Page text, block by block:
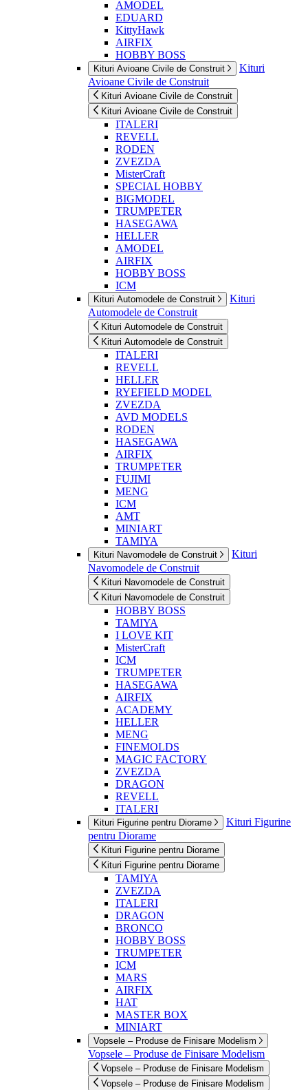
AMODEL
EDUARD
KittyHawk
AIRFIX
HOBBY BOSS
Kituri Avioane Civile de Construit
Kituri
Avioane Civile de Construit
Kituri Avioane Civile de Construit
Kituri Avioane Civile de Construit
ITALERI
REVELL
RODEN
ZVEZDA
MisterCraft
SPECIAL HOBBY
BIGMODEL
TRUMPETER
HASEGAWA
HELLER
AMODEL
AIRFIX
HOBBY BOSS
ICM
Kituri Automodele de Construit
Kituri
Automodele de Construit
Kituri Automodele de Construit
Kituri Automodele de Construit
ITALERI
REVELL
HELLER
RYEFIELD MODEL
ZVEZDA
AVD MODELS
RODEN
HASEGAWA
AIRFIX
TRUMPETER
FUJIMI
MENG
ICM
AMT
MINIART
TAMIYA
Kituri Navomodele de Construit
Kituri
Navomodele de Construit
Kituri Navomodele de Construit
Kituri Navomodele de Construit
HOBBY BOSS
TAMIYA
I LOVE KIT
MisterCraft
ICM
TRUMPETER
HASEGAWA
AIRFIX
ACADEMY
HELLER
MENG
FINEMOLDS
MAGIC FACTORY
ZVEZDA
DRAGON
REVELL
ITALERI
Kituri Figurine pentru Diorame
Kituri Figurine
pentru Diorame
Kituri Figurine pentru Diorame
Kituri Figurine pentru Diorame
TAMIYA
ZVEZDA
ITALERI
DRAGON
BRONCO
HOBBY BOSS
TRUMPETER
ICM
MARS
AIRFIX
HAT
MASTER BOX
MINIART
Vopsele – Produse de Finisare Modelism
Vopsele – Produse de Finisare Modelism
Vopsele – Produse de Finisare Modelism
Vopsele – Produse de Finisare Modelism